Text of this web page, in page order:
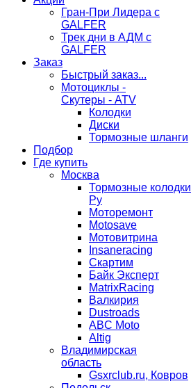
Гран-При Лидера c
GALFER
Трек дни в АДМ с
GALFER
Заказ
Быстрый заказ...
Мотоциклы -
Скутеры - ATV
Колодки
Диски
Тормозные шланги
Подбор
Где купить
Москва
Тормозные колодки
Ру
Моторемонт
Motosave
Мотовитрина
Insaneracing
Скартим
Байк Эксперт
MatrixRacing
Валкирия
Dustroads
ABC Moto
Altig
Владимирская
область
Gsxrclub.ru, Ковров